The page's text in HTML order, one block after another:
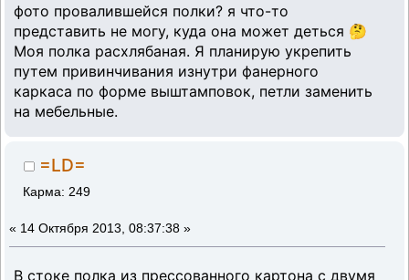
фото провалившейся полки? я что-то
представить не могу, куда она может деться 🤔
Моя полка расхлябаная. Я планирую укрепить
путем привинчивания изнутри фанерного
каркаса по форме выштамповок, петли заменить
на мебельные.
=LD=
Карма: 249
« 14 Октября 2013, 08:37:38 »
В стоке полка из прессованного картона с двумя